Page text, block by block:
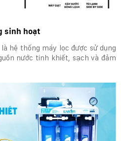
sinh hoạt
hệ thống máy lọc được sử dụng
nước tinh khiết, sạch và đảm